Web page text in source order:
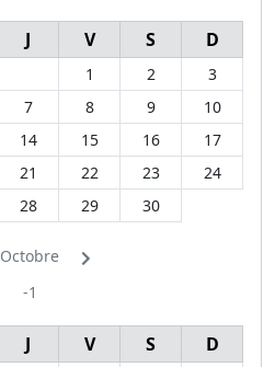
J V S D
1 2
3
7 8 9
10
14 15 16
17
21 22 23
24
28 29 30
Octobre
-1
J V S D